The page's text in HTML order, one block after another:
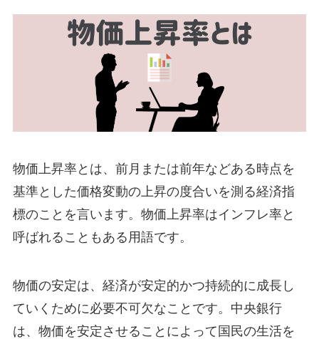
物価上昇率とは、前月または前年などある時点を
基準とした価格変動の上昇の度合いを測る経済指
標のことを言います。物価上昇率はインフレ率と
呼ばれることもある用語です。
物価の安定は、経済が安定的かつ持続的に成長し
ていくために必要不可欠なことです。中央銀行
は、物価を安定させることによって国民の生活を